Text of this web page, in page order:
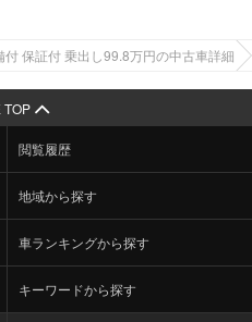
保証付 乗出し99.8万円の中古車詳細
TOP
閲覧履歴
地域から探す
車ランキングから探す
キーワードから探す